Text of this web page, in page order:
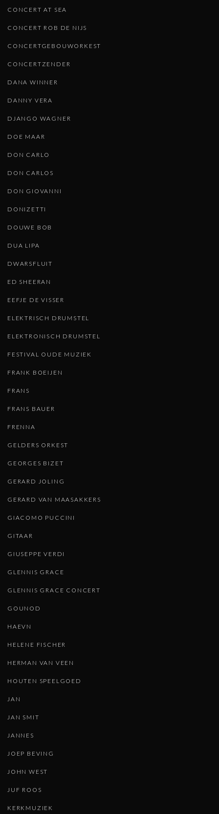
CONCERT AT SEA
CONCERT ROB DE NIJS
CONCERTGEBOUWORKEST
CONCERTZENDER
DANA WINNER
DANNY VERA
DJANGO WAGNER
DOE MAAR
DON CARLO
DON CARLOS
DON GIOVANNI
DONIZETTI
DOUWE BOB
DUA LIPA
DWARSFLUIT
ED SHEERAN
EEFJE DE VISSER
ELEKTRISCH DRUMSTEL
ELEKTRONISCH DRUMSTEL
FESTIVAL OUDE MUZIEK
FRANK BOEIJEN
FRANS
FRANS BAUER
FRENNA
GELDERS ORKEST
GEORGES BIZET
GERARD JOLING
GERARD VAN MAASAKKERS
GIACOMO PUCCINI
GITAAR
GIUSEPPE VERDI
GLENNIS GRACE
GLENNIS GRACE CONCERT
GOUNOD
HAEVN
HELENE FISCHER
HERMAN VAN VEEN
HOUTEN SPEELGOED
JAN
JAN SMIT
JANNES
JOEP BEVING
JOHN WEST
JUF ROOS
KERKMUZIEK